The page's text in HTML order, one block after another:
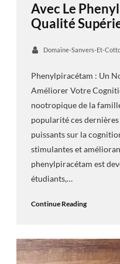
Avec Le
Qualité
Domaine-Sanvers-Et-
Phenylpiracétam : Un
Améliorer Votre
nootropique de la
popularité ces dernières
puissants sur la
stimulantes et
phenylpiracétam est
étudiants,…
Continue Reading